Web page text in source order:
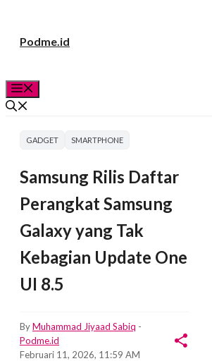
Podme.id
GADGET SMARTPHONE
Samsung Rilis Daftar
Perangkat Samsung
Galaxy yang Tak
Kebagian Update One
UI 8.5
ByMuhammad Jiyaad Sabiq -
Podme.id
Februari 11, 2026, 11:59 AM